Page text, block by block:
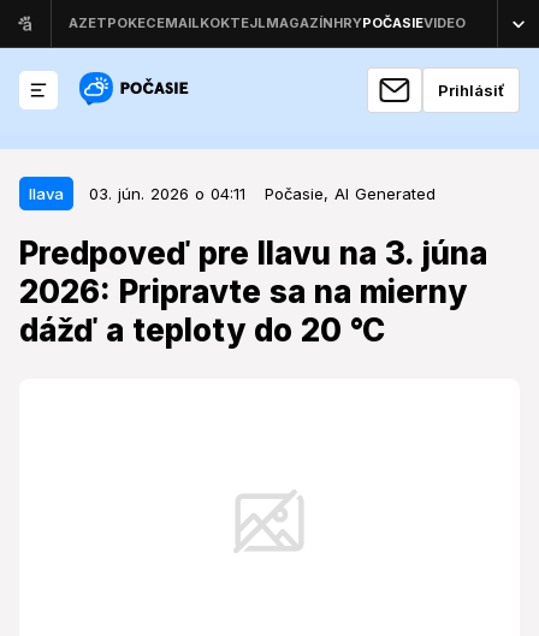
Prihlásiť
Ilava 03. jún. 2026 o 04:11 Počasie, AI Generated
Predpoveď pre Ilavu na 3. júna
2026: Pripravte sa na mierny
dážď a teploty do 20 °C
Ilava 03. jún. 2026 o 04:11
Predpoveď pre Ilavu na 3. júna
2026: Pripravte sa na mierny
dážď a teploty do 20 °C